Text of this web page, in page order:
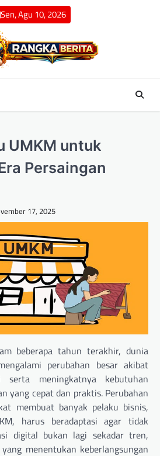
Sen, Agu 10, 2026
UMKM untuk
Persaingan
17, 2025
beberapa tahun terakhir, dunia
perubahan besar akibat
serta meningkatnya kebutuhan
yang cepat dan praktis. Perubahan
membuat banyak pelaku bisnis,
harus beradaptasi agar tidak
digital bukan lagi sekadar tren,
menentukan keberlangsungan